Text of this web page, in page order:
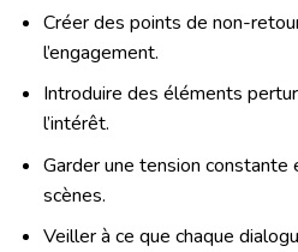
Créer des points de non-
l’engagement.
Introduire des éléments
l’intérêt.
Garder une tension
scènes.
Veiller à ce que chaque